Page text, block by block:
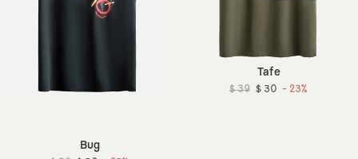
Bug
Tafe
$ 39 $ 30 - 23%